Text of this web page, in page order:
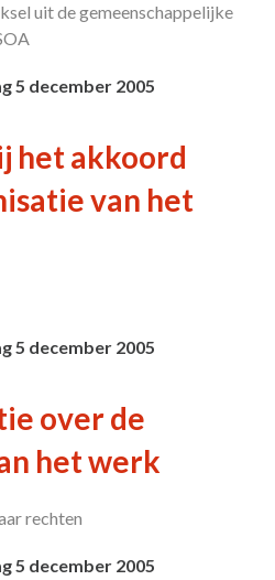
uit de gemeenschappelijke
5 december 2005
het akkoord
van het
5 december 2005
over de
het werk
rechten
5 december 2005